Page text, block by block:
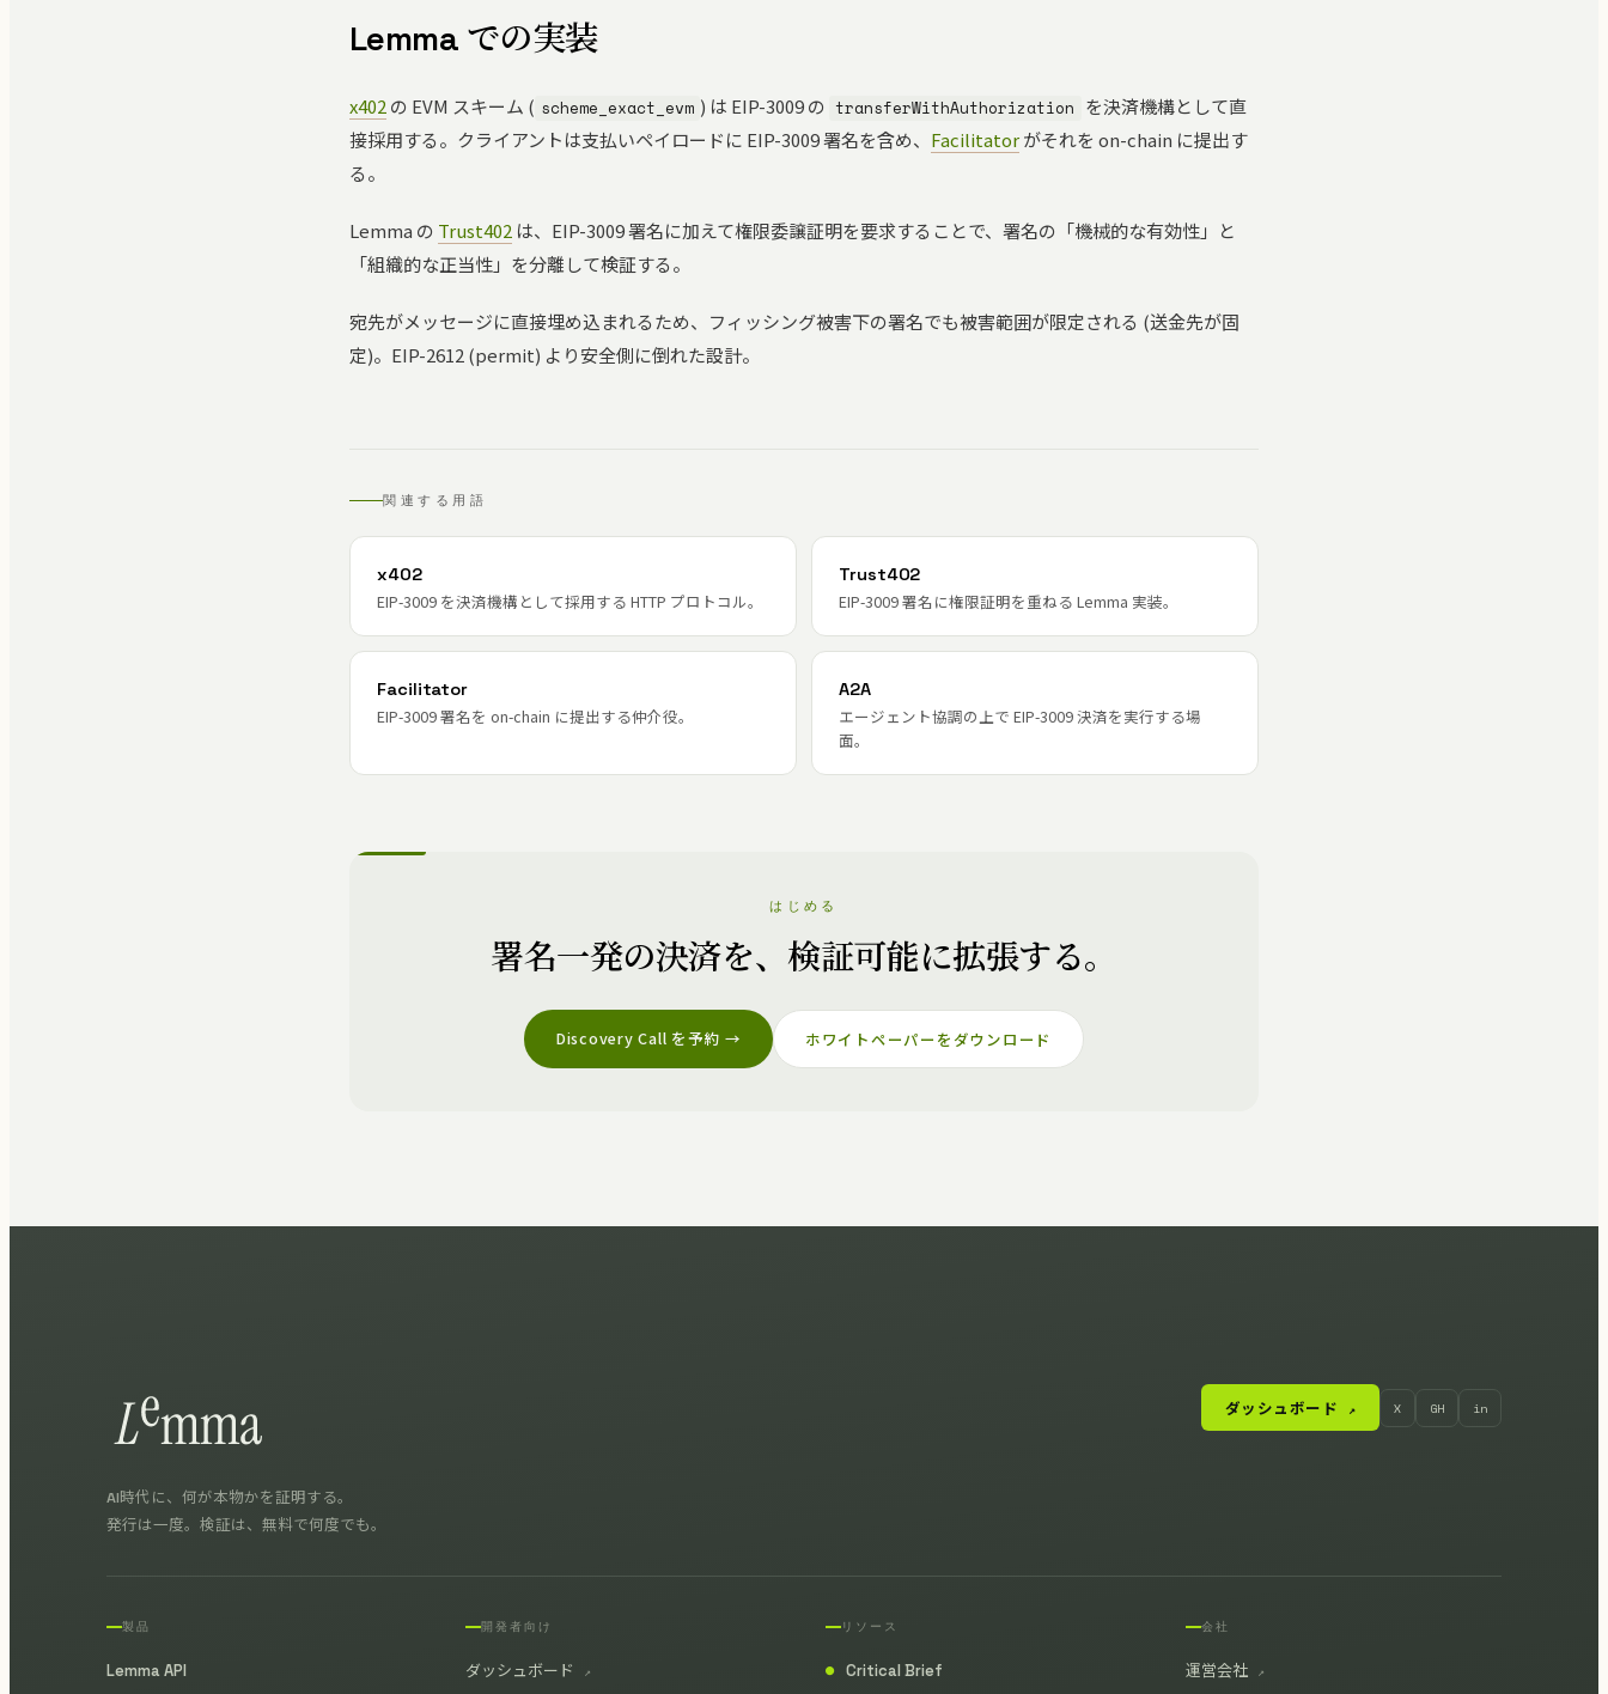
Lemma での実装
x402 の EVM スキーム ( scheme_exact_evm ) は EIP-3009 の transferWithAuthorization を決済機構として直
接採用する。クライアントは支払いペイロードに EIP-3009 署名を含め、 Facilitatorがそれを on-chain に提出す
る。
Lemma の Trust402 は、EIP-3009 署名に加えて権限委譲証明を要求することで、署名の「機械的な有効性」と
「組織的な正当性」を分離して検証する。
宛先がメッセージに直接埋め込まれるため、フィッシング被害下の署名でも被害範囲が限定される (送金先が固
定)。EIP-2612 (permit) より安全側に倒れた設計。
関連する用語
x402
EIP-3009 を決済機構として採用する HTTP プロトコル。
Trust402
EIP-3009 署名に権限証明を重ねる Lemma 実装。
Facilitator
EIP-3009 署名を on-chain に提出する仲介役。
A2A
エージェント協調の上で EIP-3009 決済を実行する場
面。
はじめる
署名一発の決済を、検証可能に拡張する。
Discovery Call を予約 → ホワイトペーパーをダウンロード
AI時代に、何が本物かを証明する。
発行は一度。検証は、無料で何度でも。
ダッシュボード ↗ X GH in
製品
Lemma API
開発者向け
ダッシュボード ↗
リソース
● Critical Brief
会社
運営会社 ↗